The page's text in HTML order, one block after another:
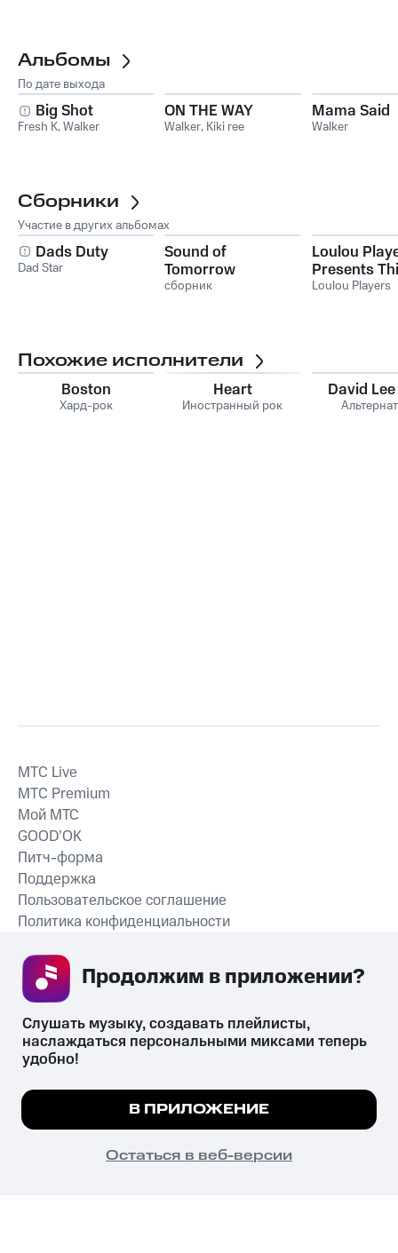
Альбомы
По дате выхода
Big Shot
Fresh K,Walker
ON THE WAY
Walker, Kiki ree
Mama Said
Walker
Сборники
Участие в других альбомах
Dads Duty
Dad Star
Sound of
Tomorrow
сборник
Loulou
Presents
Loulou
Loulou Players
Похожие исполнители
Boston
Хард-рок
Heart
Иностранный рок
David
СКАЧАТЬ ПРИЛОЖЕНИЕ
MTС Live
MTС Premium
Мой МТС
GOOD’OK
Питч-форма
Поддержка
Пользовательское соглашение
Политика конфиденциальности
психотропных веществ, их аналогов причиняет вред здоровью,
их незаконный оборот запрещён и влечёт установленную
законодательством ответственность.
© 2026 ООО «КИОН».
Все права защищены
Мы используем куки, чтобы на сайте все
Подробнее
ПОНЯТНО
Слушать музыку, создавать плейлисты,
наслаждаться персональными миксами теперь
удобно!
В ПРИЛОЖЕНИЕ
Остаться в веб-версии